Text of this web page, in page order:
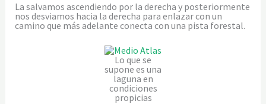
La salvamos ascendiendo por la derecha y posteriormente
nos desviamos hacia la derecha para enlazar con un
camino que más adelante conecta con una pista forestal.
Lo que se
supone es una
laguna en
condiciones
propicias